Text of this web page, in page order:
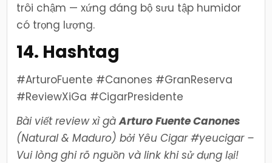
trôi chậm — xứng đáng bộ sưu tập humidor
có trọng lượng.
14. Hashtag
#ArturoFuente #Canones #GranReserva
#ReviewXiGa #CigarPresidente
Bài viết review xì gàArturo Fuente Canones
(Natural & Maduro) bởi Yêu Cigar #yeucigar –
Vui lòng ghi rõ nguồn và link khi sử dụng lại!